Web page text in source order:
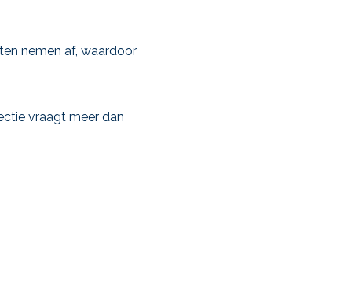
nemen af, waardoor
vraagt meer dan